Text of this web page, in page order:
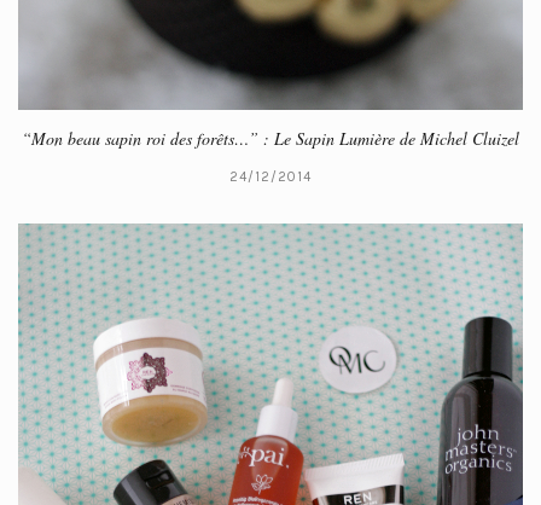
“Mon beau sapin roi des forêts…” : Le Sapin Lumière de Michel Cluizel
24/12/2014